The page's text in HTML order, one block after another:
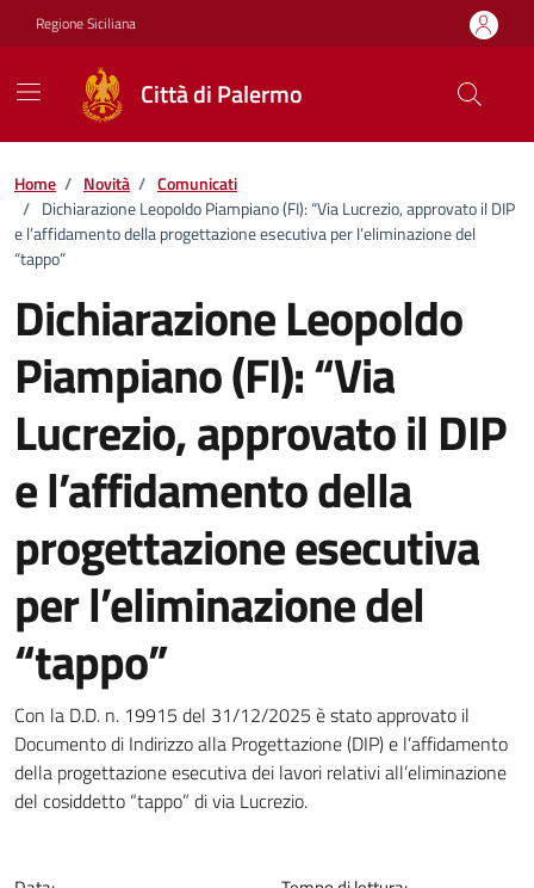
Vai ai contenuti
Vai al footer
Regione Siciliana
Città di Palermo
Home / Novità / Comunicati
/ Dichiarazione Leopoldo Piampiano (FI): “Via Lucrezio, approvato il DIP
e l’affidamento della progettazione esecutiva per l’eliminazione del
“tappo”
Dichiarazione Leopoldo
Piampiano (FI): “Via
Lucrezio, approvato il DIP
e l’affidamento della
progettazione esecutiva
per l’eliminazione del
“tappo”
Dettagli della notizia
Con la D.D. n. 19915 del 31/12/2025 è stato approvato il
Documento di Indirizzo alla Progettazione (DIP) e l’affidamento
della progettazione esecutiva dei lavori relativi all’eliminazione
del cosiddetto “tappo” di via Lucrezio.